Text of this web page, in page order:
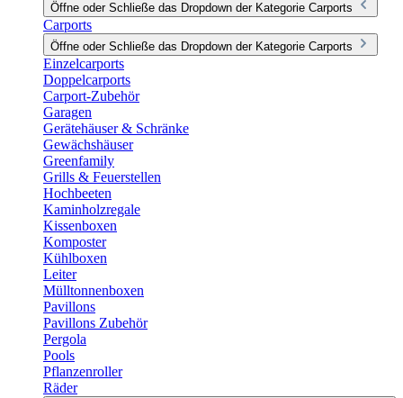
Öffne oder Schließe das Dropdown der Kategorie Carports
Carports
Öffne oder Schließe das Dropdown der Kategorie Carports
Einzelcarports
Doppelcarports
Carport-Zubehör
Garagen
Gerätehäuser & Schränke
Gewächshäuser
Greenfamily
Grills & Feuerstellen
Hochbeeten
Kaminholzregale
Kissenboxen
Komposter
Kühlboxen
Leiter
Mülltonnenboxen
Pavillons
Pavillons Zubehör
Pergola
Pools
Pflanzenroller
Räder